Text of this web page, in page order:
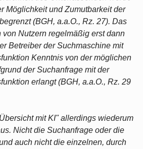
Möglichkeit und Zumutbarkeit der
(BGH, a.a.O., Rz. 27). Das
von Nutzern regelmäßig erst dann
Betreiber der Suchmaschine mit
Kenntnis von der möglichen
der Suchanfrage mit der
erlangt (BGH, a.a.O., Rz. 29
mit KI" allerdings wiederum
Nicht die Suchanfrage oder die
auch nicht die einzelnen, durch